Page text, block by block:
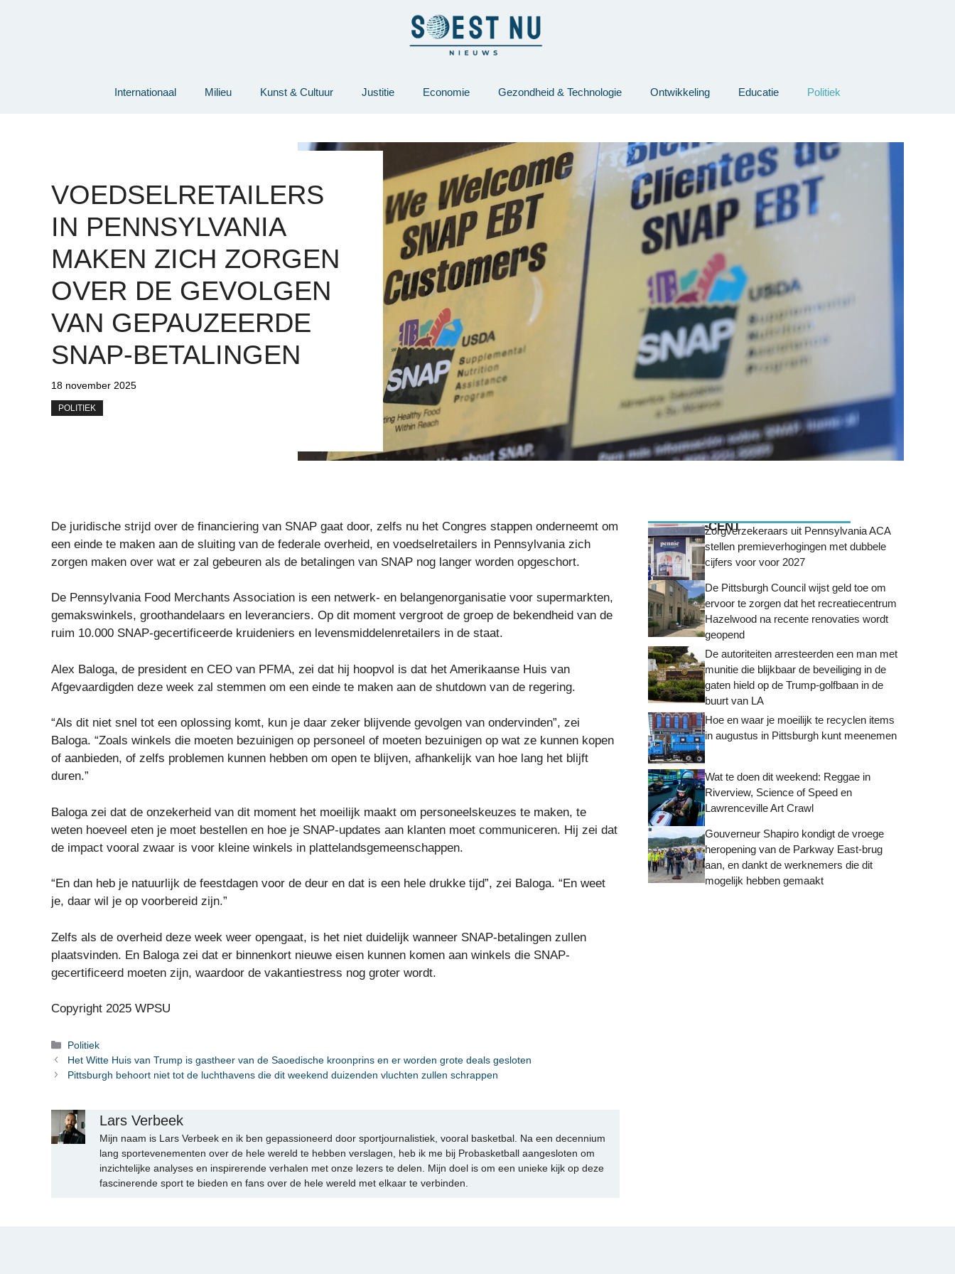
Internationaal Milieu Kunst & Cultuur Justitie Economie Gezondheid & Technologie Ontwikkeling Educatie Politiek
VOEDSELRETAILERS
IN PENNSYLVANIA
MAKEN ZICH ZORGEN
OVER DE GEVOLGEN
VAN GEPAUZEERDE
SNAP-BETALINGEN
18 november 2025
POLITIEK
De juridische strijd over de financiering van SNAP gaat door, zelfs nu het Congres stappen onderneemt om
een ​​einde te maken aan de sluiting van de federale overheid, en voedselretailers in Pennsylvania zich
zorgen maken over wat er zal gebeuren als de betalingen van SNAP nog langer worden opgeschort.
De Pennsylvania Food Merchants Association is een netwerk- en belangenorganisatie voor supermarkten,
gemakswinkels, groothandelaars en leveranciers. Op dit moment vergroot de groep de bekendheid van de
ruim 10.000 SNAP-gecertificeerde kruideniers en levensmiddelenretailers in de staat.
Alex Baloga, de president en CEO van PFMA, zei dat hij hoopvol is dat het Amerikaanse Huis van
Afgevaardigden deze week zal stemmen om een ​​einde te maken aan de shutdown van de regering.
“Als dit niet snel tot een oplossing komt, kun je daar zeker blijvende gevolgen van ondervinden”, zei
Baloga. “Zoals winkels die moeten bezuinigen op personeel of moeten bezuinigen op wat ze kunnen kopen
of aanbieden, of zelfs problemen kunnen hebben om open te blijven, afhankelijk van hoe lang het blijft
duren.”
Baloga zei dat de onzekerheid van dit moment het moeilijk maakt om personeelskeuzes te maken, te
weten hoeveel eten je moet bestellen en hoe je SNAP-updates aan klanten moet communiceren. Hij zei dat
de impact vooral zwaar is voor kleine winkels in plattelandsgemeenschappen.
“En dan heb je natuurlijk de feestdagen voor de deur en dat is een hele drukke tijd”, zei Baloga. “En weet
je, daar wil je op voorbereid zijn.”
Zelfs als de overheid deze week weer opengaat, is het niet duidelijk wanneer SNAP-betalingen zullen
plaatsvinden. En Baloga zei dat er binnenkort nieuwe eisen kunnen komen aan winkels die SNAP-
gecertificeerd moeten zijn, waardoor de vakantiestress nog groter wordt.
Copyright 2025 WPSU
Categorieën
Politiek
Het Witte Huis van Trump is gastheer van de Saoedische kroonprins en er worden grote deals gesloten
Pittsburgh behoort niet tot de luchthavens die dit weekend duizenden vluchten zullen schrappen
Lars Verbeek
Mijn naam is Lars Verbeek en ik ben gepassioneerd door sportjournalistiek, vooral basketbal. Na een decennium
lang sportevenementen over de hele wereld te hebben verslagen, heb ik me bij Probasketball aangesloten om
inzichtelijke analyses en inspirerende verhalen met onze lezers te delen. Mijn doel is om een unieke kijk op deze
fascinerende sport te bieden en fans over de hele wereld met elkaar te verbinden.
MEEST RECENTZorgverzekeraars uit Pennsylvania ACA
stellen premieverhogingen met dubbele
cijfers voor voor 2027
De Pittsburgh Council wijst geld toe om
ervoor te zorgen dat het recreatiecentrum
Hazelwood na recente renovaties wordt
geopend
De autoriteiten arresteerden een man met
munitie die blijkbaar de beveiliging in de
gaten hield op de Trump-golfbaan in de
buurt van LA
Hoe en waar je moeilijk te recyclen items
in augustus in Pittsburgh kunt meenemen
Wat te doen dit weekend: Reggae in
Riverview, Science of Speed ​​en
Lawrenceville Art Crawl
Gouverneur Shapiro kondigt de vroege
heropening van de Parkway East-brug
aan, en dankt de werknemers die dit
mogelijk hebben gemaakt